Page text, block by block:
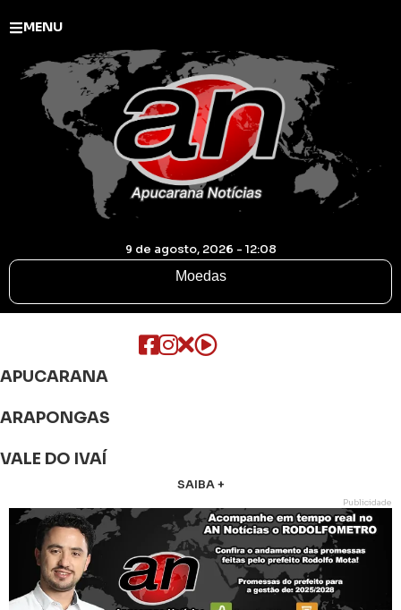
MENU
9 de agosto, 2026 - 12:08
Moedas
APUCARANA
ARAPONGAS
VALE DO IVAÍ
SAIBA +
Publicidade